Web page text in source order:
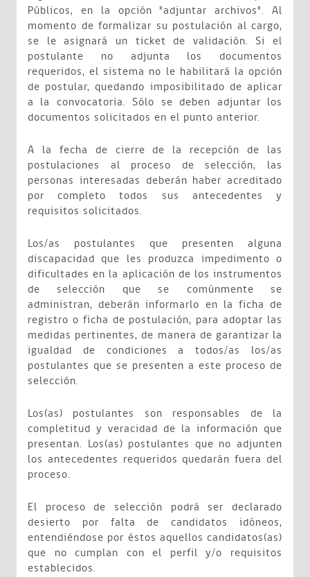
Públicos, en la opción "adjuntar archivos". Al
momento de formalizar su postulación al cargo,
se le asignará un ticket de validación. Si el
postulante no adjunta los documentos
requeridos, el sistema no le habilitará la opción
de postular, quedando imposibilitado de aplicar
a la convocatoria. Sólo se deben adjuntar los
documentos solicitados en el punto anterior.
A la fecha de cierre de la recepción de las
postulaciones al proceso de selección, las
personas interesadas deberán haber acreditado
por completo todos sus antecedentes y
requisitos solicitados.
Los/as postulantes que presenten alguna
discapacidad que les produzca impedimento o
dificultades en la aplicación de los instrumentos
de selección que se comúnmente se
administran, deberán informarlo en la ficha de
registro o ficha de postulación, para adoptar las
medidas pertinentes, de manera de garantizar la
igualdad de condiciones a todos/as los/as
postulantes que se presenten a este proceso de
selección.
Los(as) postulantes son responsables de la
completitud y veracidad de la información que
presentan. Los(as) postulantes que no adjunten
los antecedentes requeridos quedarán fuera del
proceso.
El proceso de selección podrá ser declarado
desierto por falta de candidatos idóneos,
entendiéndose por éstos aquellos candidatos(as)
que no cumplan con el perfil y/o requisitos
establecidos.